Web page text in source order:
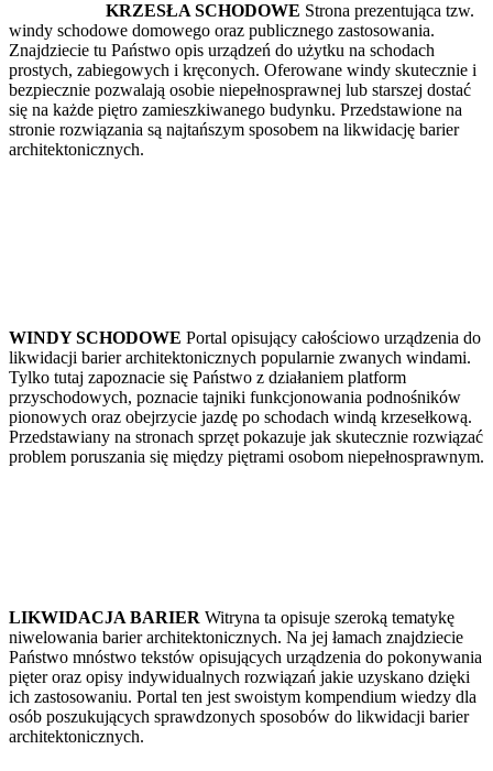
KRZESŁA SCHODOWE Strona prezentująca tzw.
windy schodowe domowego oraz publicznego zastosowania.
Znajdziecie tu Państwo opis urządzeń do użytku na schodach
prostych, zabiegowych i kręconych. Oferowane windy skutecznie i
bezpiecznie pozwalają osobie niepełnosprawnej lub starszej dostać
się na każde piętro zamieszkiwanego budynku. Przedstawione na
stronie rozwiązania są najtańszym sposobem na likwidację barier
architektonicznych.
WINDY SCHODOWE Portal opisujący całościowo urządzenia do
likwidacji barier architektonicznych popularnie zwanych windami.
Tylko tutaj zapoznacie się Państwo z działaniem platform
przyschodowych, poznacie tajniki funkcjonowania podnośników
pionowych oraz obejrzycie jazdę po schodach windą krzesełkową.
Przedstawiany na stronach sprzęt pokazuje jak skutecznie rozwiązać
problem poruszania się między piętrami osobom niepełnosprawnym.
LIKWIDACJA BARIER Witryna ta opisuje szeroką tematykę
niwelowania barier architektonicznych. Na jej łamach znajdziecie
Państwo mnóstwo tekstów opisujących urządzenia do pokonywania
pięter oraz opisy indywidualnych rozwiązań jakie uzyskano dzięki
ich zastosowaniu. Portal ten jest swoistym kompendium wiedzy dla
osób poszukujących sprawdzonych sposobów do likwidacji barier
architektonicznych.